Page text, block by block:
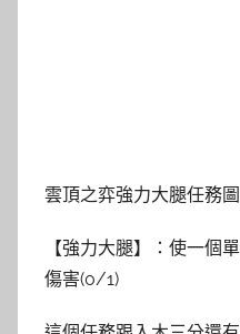
雲頂之弈強力大腿任務
【強力大腿】：使一個
傷害(0/1)